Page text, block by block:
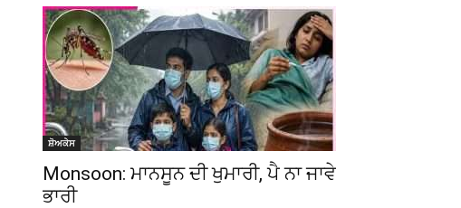
ਸ਼ੋਅਕੇਸ
Monsoon: ਮਾਨਸੂਨ ਦੀ ਖੁਮਾਰੀ, ਪੈ ਨਾ ਜਾਵੇ
ਭਾਰੀ